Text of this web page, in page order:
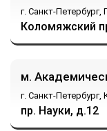
г. Санкт-Петербург,
Коломяжский
м.
г. Санкт-Петербург,
пр. Науки, д.12